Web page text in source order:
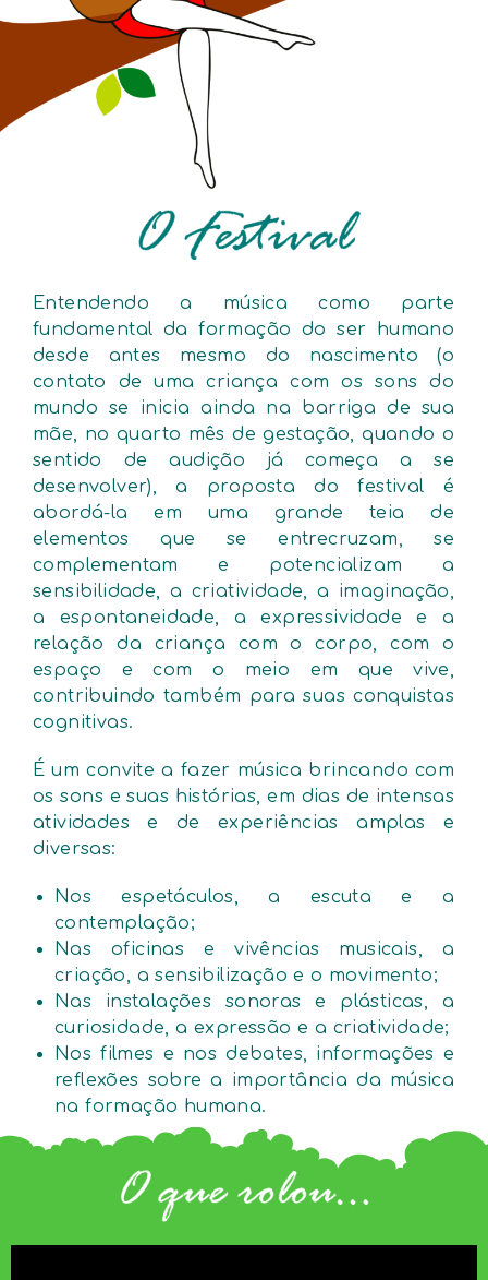
Entendendo a música como parte
fundamental da formação do ser humano
desde antes mesmo do nascimento (o
contato de uma criança com os sons do
mundo se inicia ainda na barriga de sua
mãe, no quarto mês de gestação, quando o
sentido de audição já começa a se
desenvolver), a proposta do festival é
abordá-la em uma grande teia de
elementos que se entrecruzam, se
complementam e potencializam a
sensibilidade, a criatividade, a imaginação,
a espontaneidade, a expressividade e a
relação da criança com o corpo, com o
espaço e com o meio em que vive,
contribuindo também para suas conquistas
cognitivas.
É um convite a fazer música brincando com
os sons e suas histórias, em dias de intensas
atividades e de experiências amplas e
diversas:
Nos espetáculos, a escuta e a
contemplação;
Nas oficinas e vivências musicais, a
criação, a sensibilização e o movimento;
Nas instalações sonoras e plásticas, a
curiosidade, a expressão e a criatividade;
Nos filmes e nos debates, informações e
reflexões sobre a importância da música
na formação humana.